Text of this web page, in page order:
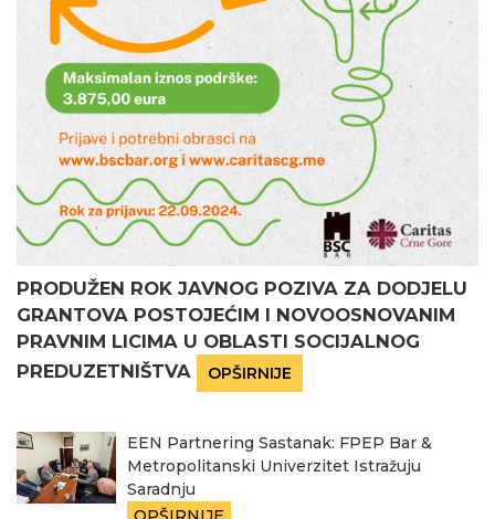
PRODUŽEN ROK JAVNOG POZIVA ZA DODJELU
GRANTOVA POSTOJEĆIM I NOVOOSNOVANIM
PRAVNIM LICIMA U OBLASTI SOCIJALNOG
PREDUZETNIŠTVA
OPŠIRNIJE
EEN Partnering Sastanak: FPEP Bar &
Metropolitanski Univerzitet Istražuju
Saradnju